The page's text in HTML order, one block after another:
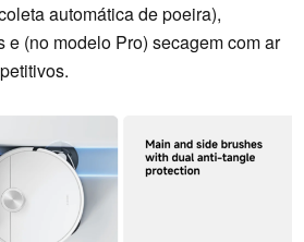
automática de poeira),
e (no modelo Pro) secagem com ar